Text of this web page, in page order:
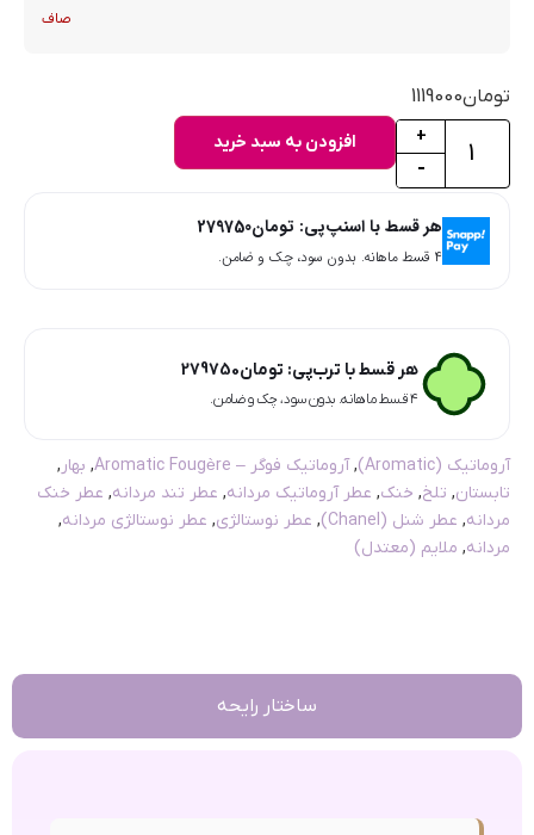
صاف
تومان1119000
-
+ افزودن به سبد خرید
هر قسط با اسنپ‌پی: تومان279750
۴ قسط ماهانه. بدون سود، چک و ضامن.
هر قسط با ترب‌پی: تومان279750
۴ قسط ماهانه. بدون سود، چک و ضامن.
آروماتیک (Aromatic) ,آروماتیک فوگر – Aromatic Fougère , بهار ,
تابستان, تلخ, خنک, عطر آروماتیک مردانه, عطر تند مردانه, عطر خنک
مردانه, عطر شنل (Chanel) , عطر نوستالژی, عطر نوستالژی مردانه,
مردانه, ملایم (معتدل)
ساختار رایحه